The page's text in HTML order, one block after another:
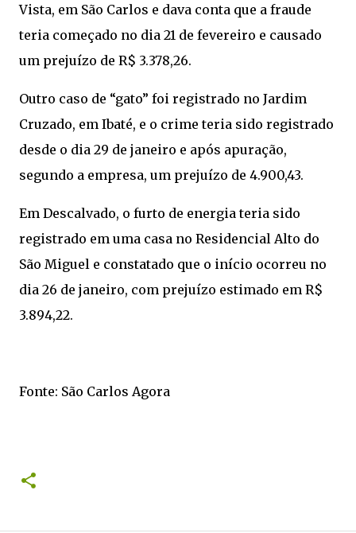
Vista, em São Carlos e dava conta que a fraude
teria começado no dia 21 de fevereiro e causado
um prejuízo de R$ 3.378,26.
Outro caso de “gato” foi registrado no Jardim
Cruzado, em Ibaté, e o crime teria sido registrado
desde o dia 29 de janeiro e após apuração,
segundo a empresa, um prejuízo de 4.900,43.
Em Descalvado, o furto de energia teria sido
registrado em uma casa no Residencial Alto do
São Miguel e constatado que o início ocorreu no
dia 26 de janeiro, com prejuízo estimado em R$
3.894,22.
Fonte: São Carlos Agora